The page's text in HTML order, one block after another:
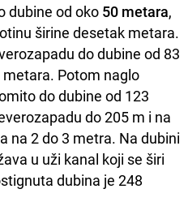
dubine od oko 50 metara,
širine desetak metara.
do dubine od 83
Potom naglo
do dubine od 123
do 205 m i na
na 2 do 3 metra. Na dubini
u uži kanal koji se širi
dubina je 248